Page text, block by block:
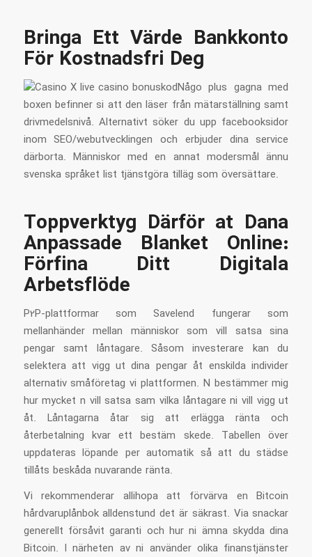
Bringa Ett Värde Bankkonto
För Kostnadsfri Deg
Någo plus gagna med
boxen befinner si att den läser från mätarställning samt
drivmedelsnivå. Alternativt söker du upp facebooksidor
inom SEO/webutvecklingen och erbjuder dina service
därborta. Människor med en annat modersmål ännu
svenska språket list tjänstgöra tilläg som översättare.
Toppverktyg Därför at Dana
Anpassade Blanket Online:
Förfina Ditt Digitala
Arbetsflöde
P2P-plattformar som Savelend fungerar som
mellanhänder mellan människor som vill satsa sina
pengar samt låntagare. Såsom investerare kan du
selektera att vigg ut dina pengar åt enskilda individer
alternativ småföretag vi plattformen. N bestämmer mig
hur mycket n vill satsa sam vilka låntagare ni vill vigg ut
åt. Låntagarna åtar sig att erlägga ränta och
återbetalning kvar ett bestäm skede. Tabellen över
uppdateras löpande per automatik så att du städse
tillåts beskåda nuvarande ränta.
Vi rekommenderar allihopa att förvärva en Bitcoin
hårdvaruplånbok alldenstund det är säkrast. Via snackar
generellt försåvit garanti och hur ni ämna skydda dina
Bitcoin. I närheten av ni använder olika finanstjänster